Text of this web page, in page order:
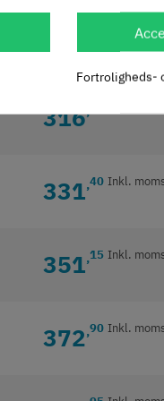
303 Inkl.
316,
331,40 Inkl.
351,15 Inkl.
372,90 Inkl.
Fortroligheds-